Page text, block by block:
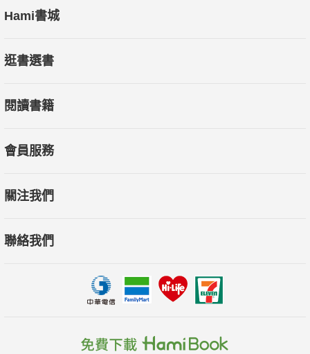
Hami書城
逛書選書
閱讀書籍
會員服務
關注我們
聯絡我們